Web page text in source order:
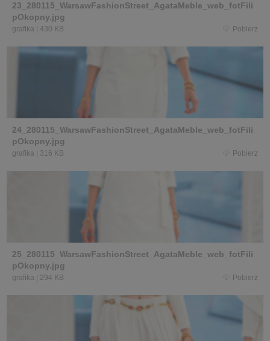
23_280115_WarsawFashionStreet_AgataMeble_web_fotFili
pOkopny.jpg
grafika 430 KB Pobierz
24_280115_WarsawFashionStreet_AgataMeble_web_fotFili
pOkopny.jpg
grafika 316 KB Pobierz
25_280115_WarsawFashionStreet_AgataMeble_web_fotFili
pOkopny.jpg
grafika 294 KB Pobierz